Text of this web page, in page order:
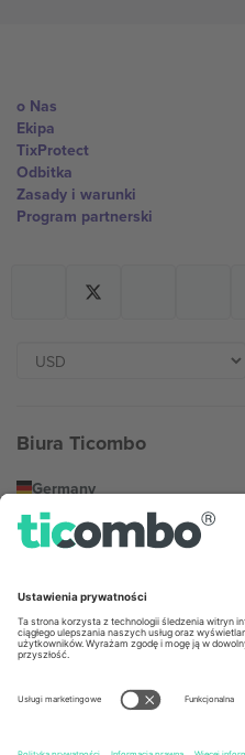
o Nas
Ekipa
TixProtect
Odbitka
Zasady i warunki
Program partnerski
Biura Ticombo
Germany
Unter den Linden 24, 10117
Berlin, Germany
United States
131 Continental Dr, Suite 305,
Newark, Delaware 19713, United